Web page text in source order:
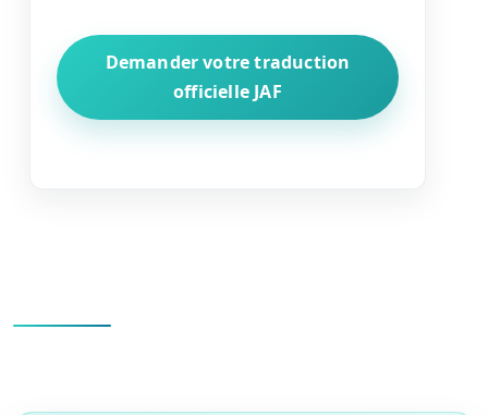
Demander votre traduction
officielle JAF